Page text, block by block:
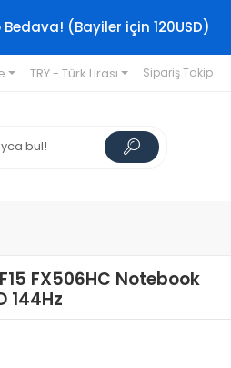
(Bayiler için 120USD)
TRY - Türk Lirası Sipariş Takip
FX506HC Notebook
144Hz